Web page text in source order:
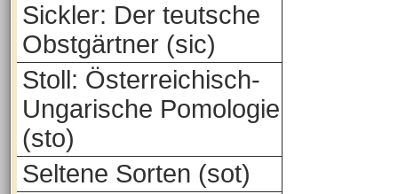
Sickler: Der teutsche
Obstgärtner (sic)
Stoll: Österreichisch-
Ungarische Pomologie
(sto)
Seltene Sorten (sot)